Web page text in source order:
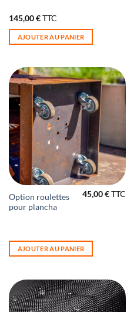
145,00€TTC
AJOUTER AU PANIER
Option roulettes
pour plancha
45,00€TTC
AJOUTER AU PANIER